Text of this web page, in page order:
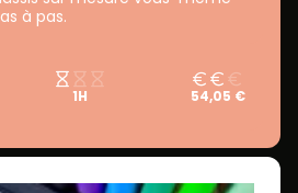
à pas.
1H 54,05 €